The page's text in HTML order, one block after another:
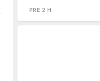
PRE 2 H